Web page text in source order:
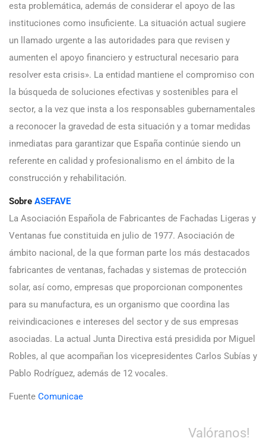
esta problemática, además de considerar el apoyo de las
instituciones como insuficiente. La situación actual sugiere
un llamado urgente a las autoridades para que revisen y
aumenten el apoyo financiero y estructural necesario para
resolver esta crisis». La entidad mantiene el compromiso con
la búsqueda de soluciones efectivas y sostenibles para el
sector, a la vez que insta a los responsables gubernamentales
a reconocer la gravedad de esta situación y a tomar medidas
inmediatas para garantizar que España continúe siendo un
referente en calidad y profesionalismo en el ámbito de la
construcción y rehabilitación.
Sobre ASEFAVE
La Asociación Española de Fabricantes de Fachadas Ligeras y
Ventanas fue constituida en julio de 1977. Asociación de
ámbito nacional, de la que forman parte los más destacados
fabricantes de ventanas, fachadas y sistemas de protección
solar, así como, empresas que proporcionan componentes
para su manufactura, es un organismo que coordina las
reivindicaciones e intereses del sector y de sus empresas
asociadas. La actual Junta Directiva está presidida por Miguel
Robles, al que acompañan los vicepresidentes Carlos Subías y
Pablo Rodríguez, además de 12 vocales.
Fuente Comunicae
Valóranos!